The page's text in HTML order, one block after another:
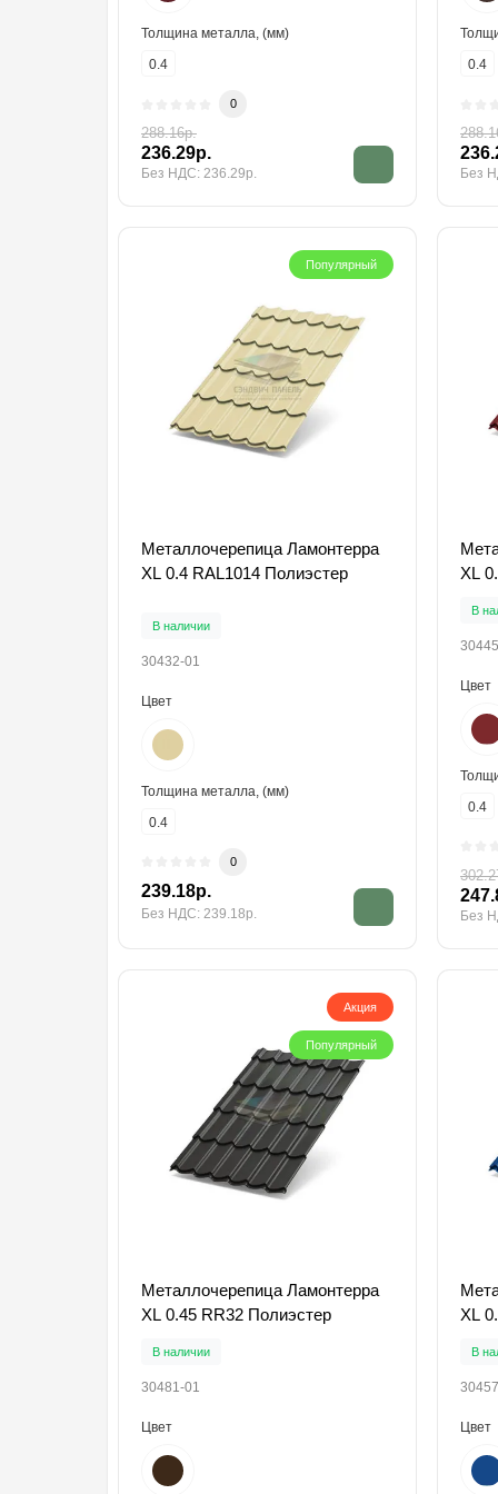
Толщина металла, (мм)
0.4
0
288.16р.
236.29р.
Без НДС: 236.29р.
0.4
Без
Популярный
Металлочерепица Ламонтерра
XL 0.4 RAL1014 Полиэстер
В наличии
30432-01
Цвет
Толщина металла, (мм)
0.4
0
239.18р.
Без НДС: 239.18р.
XL
В
Цвет
0.4
Без
Акция
Популярный
Металлочерепица Ламонтерра
XL 0.45 RR32 Полиэстер
В наличии
30481-01
Цвет
XL
В
Цвет